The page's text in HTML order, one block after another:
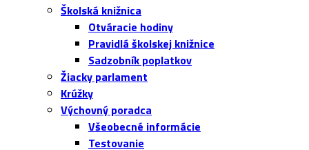
Školská knižnica
Otváracie hodiny
Pravidlá školskej knižnice
Sadzobník poplatkov
Žiacky parlament
Krúžky
Výchovný poradca
Všeobecné informácie
Testovanie